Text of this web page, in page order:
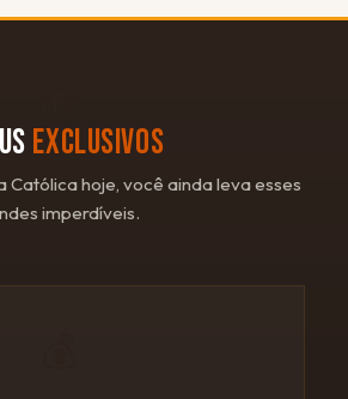
EXCLUSIVOS
Católica hoje, você ainda leva esses
imperdíveis.